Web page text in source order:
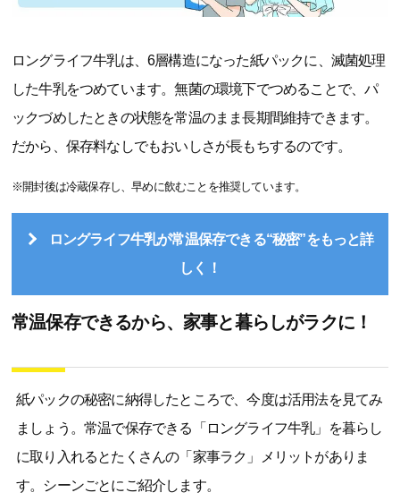
ロングライフ牛乳は、6層構造になった紙パックに、滅菌処理
した牛乳をつめています。無菌の環境下でつめることで、パ
ックづめしたときの状態を常温のまま長期間維持できます。
だから、保存料なしでもおいしさが長もちするのです。
※開封後は冷蔵保存し、早めに飲むことを推奨しています。
ロングライフ牛乳が常温保存できる“秘密”をもっと詳
しく！
常温保存できるから、家事と暮らしがラクに！
紙パックの秘密に納得したところで、今度は活用法を見てみ
ましょう。常温で保存できる「ロングライフ牛乳」を暮らし
に取り入れるとたくさんの「家事ラク」メリットがありま
す。シーンごとにご紹介します。